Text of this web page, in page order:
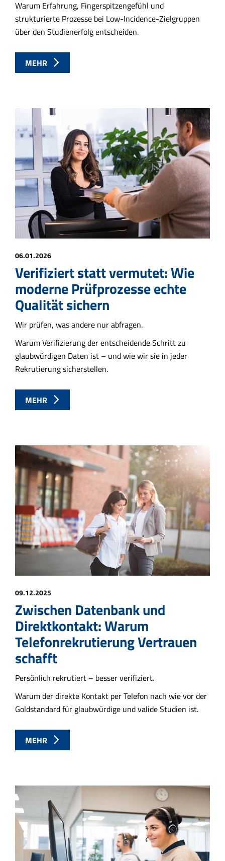
Warum Erfahrung, Fingerspitzengefühl und
strukturierte Prozesse bei Low-Incidence-Zielgruppen
über den Studienerfolg entscheiden.
MEHR
06.01.2026
Verifiziert statt vermutet: Wie
moderne Prüfprozesse echte
Qualität sichern
Wir prüfen, was andere nur abfragen.
Warum Verifizierung der entscheidende Schritt zu
glaubwürdigen Daten ist – und wie wir sie in jeder
Rekrutierung sicherstellen.
MEHR
09.12.2025
Zwischen Datenbank und
Direktkontakt: Warum
Telefonrekrutierung Vertrauen
schafft
Persönlich rekrutiert – besser verifiziert.
Warum der direkte Kontakt per Telefon nach wie vor der
Goldstandard für glaubwürdige und valide Studien ist.
MEHR